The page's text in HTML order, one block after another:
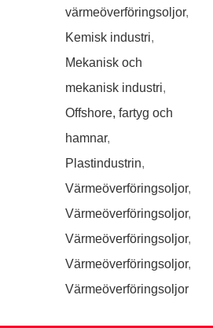
värmeöverföringsoljor,
Kemisk industri,
Mekanisk och
mekanisk industri,
Offshore, fartyg och
hamnar,
Plastindustrin,
Värmeöverföringsoljor,
Värmeöverföringsoljor,
Värmeöverföringsoljor,
Värmeöverföringsoljor,
Värmeöverföringsoljor